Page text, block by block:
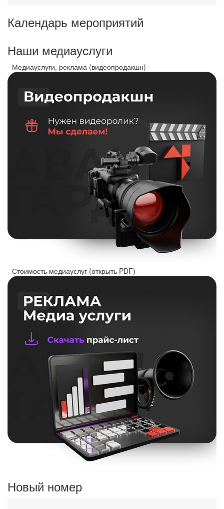
Календарь мероприятий
Наши медиауслуги
- Медиауслуги, реклама (видеопродакшн) -
- Стоимость медиауслуг (открыть PDF) -
Новый номер